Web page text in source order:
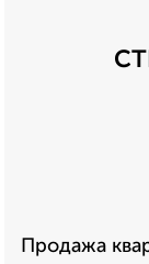
Продажа